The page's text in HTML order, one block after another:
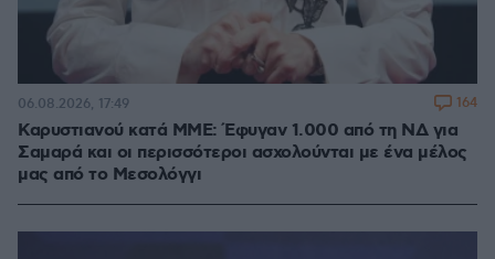
Καρυστιανού κατά ΜΜΕ: Έφυγαν 1.000 από τη ΝΔ για
Σαμαρά και οι περισσότεροι ασχολούνται με ένα μέλος
μας από το Μεσολόγγι
06.08.2026, 17:49 164